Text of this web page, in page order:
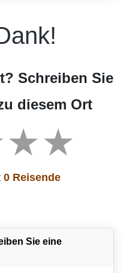
Schreiben Sie
diesem Ort
0 Reisende
Sie eine